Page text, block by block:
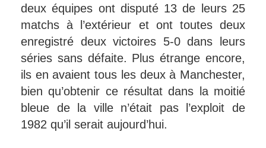
deux équipes ont disputé 13 de leurs 25
matchs à l’extérieur et ont toutes deux
enregistré deux victoires 5-0 dans leurs
séries sans défaite. Plus étrange encore,
ils en avaient tous les deux à Manchester,
bien qu’obtenir ce résultat dans la moitié
bleue de la ville n’était pas l’exploit de
1982 qu’il serait aujourd’hui.